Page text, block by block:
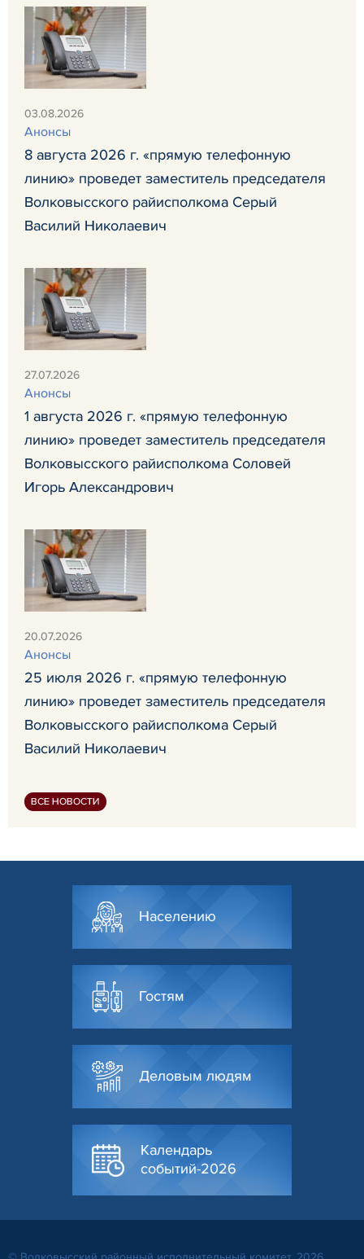
03.08.2026
Анонсы
8 августа 2026 г. «прямую телефонную
линию» проведет заместитель председателя
Волковысского райисполкома Серый
Василий Николаевич
27.07.2026
Анонсы
1 августа 2026 г. «прямую телефонную
линию» проведет заместитель председателя
Волковысского райисполкома Соловей
Игорь Александрович
20.07.2026
Анонсы
25 июля 2026 г. «прямую телефонную
линию» проведет заместитель председателя
Волковысского райисполкома Серый
Василий Николаевич
ВСЕ НОВОСТИ
Населению
Гостям
Деловым людям
Календарь
событий-2026